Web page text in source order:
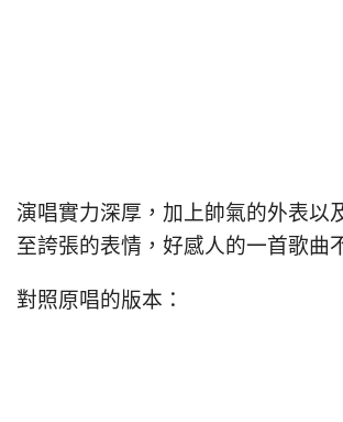
演唱實力深厚，加上帥氣的外表以
至誇張的表情，好感人的一首歌曲
對照原唱的版本：